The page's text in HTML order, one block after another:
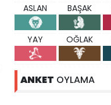
ASLAN BAŞAK
YAY OĞLAK
ANKET OYLAMA